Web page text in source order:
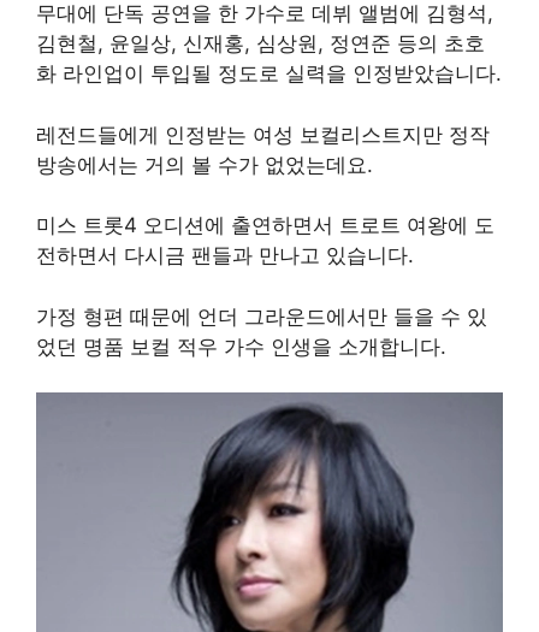
무대에 단독 공연을 한 가수로 데뷔 앨범에 김형석,
김현철, 윤일상, 신재홍, 심상원, 정연준 등의 초호
화 라인업이 투입될 정도로 실력을 인정받았습니다.
레전드들에게 인정받는 여성 보컬리스트지만 정작
방송에서는 거의 볼 수가 없었는데요.
미스 트롯4 오디션에 출연하면서 트로트 여왕에 도
전하면서 다시금 팬들과 만나고 있습니다.
가정 형편 때문에 언더 그라운드에서만 들을 수 있
었던 명품 보컬 적우 가수 인생을 소개합니다.